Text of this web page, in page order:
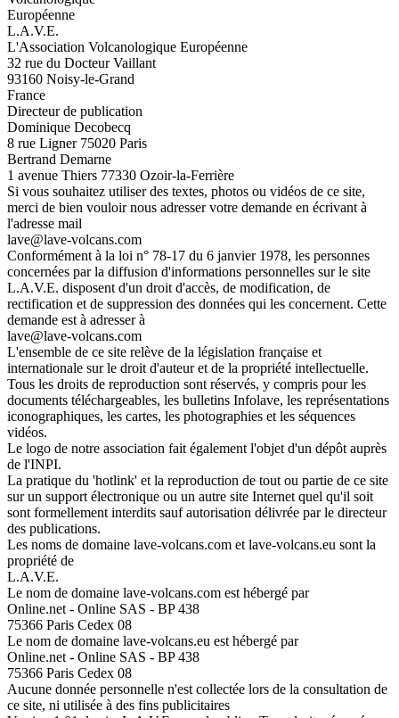
Européenne
L.A.V.E.
L'Association Volcanologique Européenne
32 rue du Docteur Vaillant
93160 Noisy-le-Grand
France
Directeur de publication
Dominique Decobecq
8 rue Ligner 75020 Paris
Bertrand Demarne
1 avenue Thiers 77330 Ozoir-la-Ferrière
Si vous souhaitez utiliser des textes, photos ou vidéos de ce site,
merci de bien vouloir nous adresser votre demande en écrivant à
l'adresse mail
lave@lave-volcans.com
Conformément à la loi n° 78-17 du 6 janvier 1978, les personnes
concernées par la diffusion d'informations personnelles sur le site
L.A.V.E. disposent d'un droit d'accès, de modification, de
rectification et de suppression des données qui les concernent. Cette
demande est à adresser à
lave@lave-volcans.com
L'ensemble de ce site relève de la législation française et
internationale sur le droit d'auteur et de la propriété intellectuelle.
Tous les droits de reproduction sont réservés, y compris pour les
documents téléchargeables, les bulletins Infolave, les représentations
iconographiques, les cartes, les photographies et les séquences
vidéos.
Le logo de notre association fait également l'objet d'un dépôt auprès
de l'INPI.
La pratique du 'hotlink' et la reproduction de tout ou partie de ce site
sur un support électronique ou un autre site Internet quel qu'il soit
sont formellement interdits sauf autorisation délivrée par le directeur
des publications.
Les noms de domaine lave-volcans.com et lave-volcans.eu sont la
propriété de
L.A.V.E.
Le nom de domaine lave-volcans.com est hébergé par
Online.net - Online SAS - BP 438
75366 Paris Cedex 08
Le nom de domaine lave-volcans.eu est hébergé par
Online.net - Online SAS - BP 438
75366 Paris Cedex 08
Aucune donnée personnelle n'est collectée lors de la consultation de
ce site, ni utilisée à des fins publicitaires